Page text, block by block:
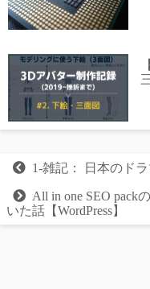
1-雑記： 日本のド
All in one SEO pack
いた話【WordPress】